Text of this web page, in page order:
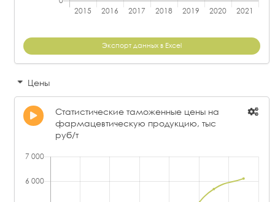
Экспорт данных в Excel
Цены
Статистические таможенные цены на
фармацевтическую продукцию, тыс
руб/т